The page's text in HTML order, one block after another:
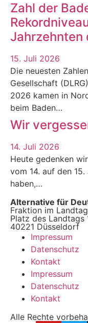
Zahl der
Jahrzehnten
15. Juli 2026
Die neuesten
Gesellschaft
2026 kamen in
beim Baden…
Wir
14. Juli 2026
Heute gedenken
vom 14. auf den
haben,…
Alternative für
Fraktion im
Platz des Landtags
40221 Düsseldorf
Impressum
Datenschutz
Kontakt
Impressum
Datenschutz
Kontakt
Alle Rechte